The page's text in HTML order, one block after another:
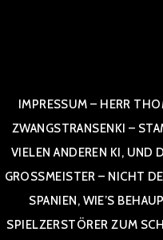
IMPRESSUM – HERR
ZWANGSTRANSENKI –
VIELEN ANDEREN KI, UND
OSSMEISTER – NICHT DER
NIEN, WIE’S
SPIELZERSTÖRER ZUM